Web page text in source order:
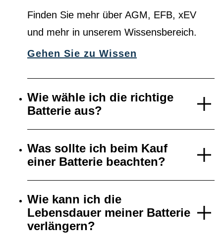
Finden Sie mehr über AGM, EFB, xEV
und mehr in unserem Wissensbereich.
Gehen Sie zu Wissen
Wie wähle ich die richtige
Batterie aus?
Was sollte ich beim Kauf
einer Batterie beachten?
Wie kann ich die
Lebensdauer meiner Batterie
verlängern?